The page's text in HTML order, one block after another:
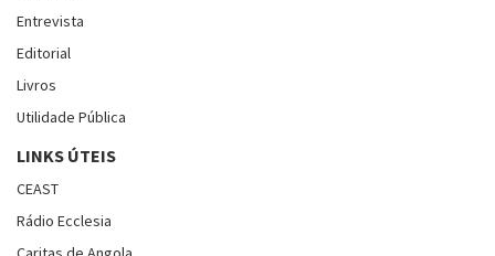
Entrevista
Editorial
Livros
Utilidade Pública
LINKS ÚTEIS
CEAST
Rádio Ecclesia